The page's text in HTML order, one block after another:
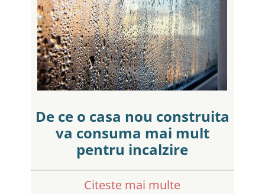
De ce o casa nou construita
va consuma mai mult
pentru incalzire
Citeste mai multe